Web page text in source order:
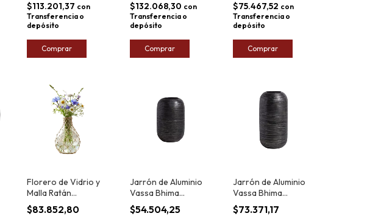
$113.201,37 con
Transferencia o
depósito
Comprar
$132.068,30 con
Transferencia o
depósito
Comprar
$75.467,52 con
Transferencia o
depósito
Comprar
Florero de Vidrio y
Malla Ratán
Bangalore 29x19m
$83.852,80
Jarrón de Aluminio
Vassa Bhima
13,5X20cm
$54.504,25
Jarrón de Aluminio
Vassa Bhima
26,5x13,5cm
$73.371,17